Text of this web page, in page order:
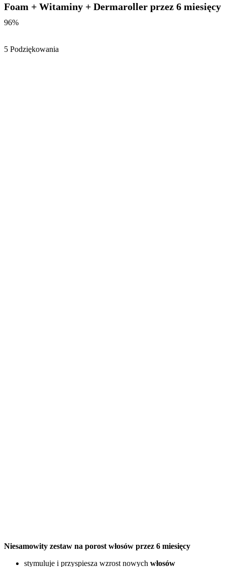
Foam + Witaminy + Dermaroller przez 6 miesięcy
96%
5 Podziękowania
Niesamowity zestaw na porost włosów przez 6 miesięcy
stymuluje i przyspiesza wzrost nowych włosów